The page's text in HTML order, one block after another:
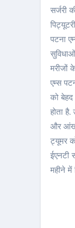
सर्जरी
पटना
मरीजों
एम्स
को बेहद
होता
और
ट्यूमर
ईएनटी
महीने में